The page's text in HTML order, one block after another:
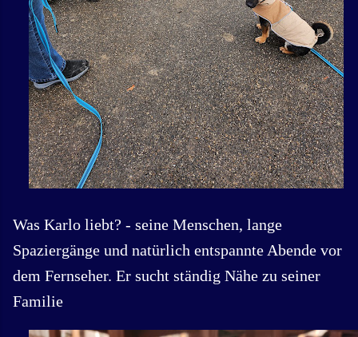
Was Karlo liebt? - seine Menschen, lange
Spaziergänge und natürlich entspannte Abende vor
dem Fernseher. Er sucht ständig Nähe zu seiner
Familie